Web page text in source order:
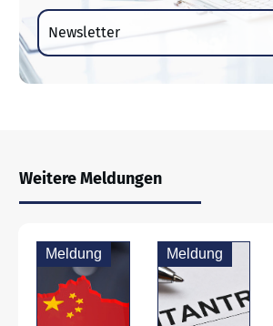
Newsletter
Weitere Meldungen
Meldung Meldung